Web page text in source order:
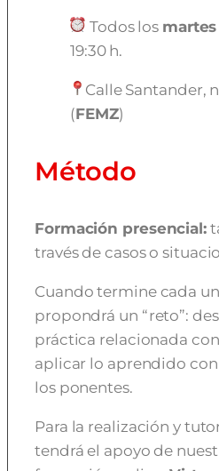
Todos los martes
19:30 h.
Calle Santander,
(FEMZ)
Método
Formación presencial:
través de casos o
Cuando termine cada
propondrá un “reto”:
práctica relacionada
aplicar lo aprendido
los ponentes.
Para la realización y
tendrá el apoyo de